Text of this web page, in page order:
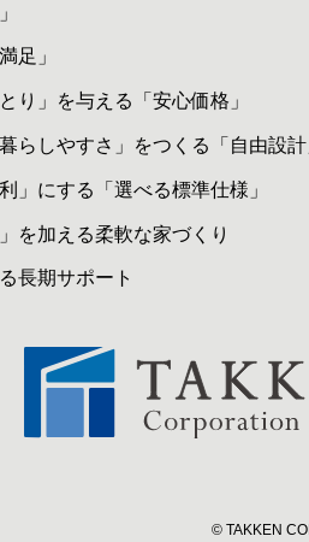
足」
り」を与える「安心価格」
らしやすさ」をつくる「自由設計
」にする「選べる標準仕様」
を加える柔軟な家づくり
長期サポート
© TAKKEN